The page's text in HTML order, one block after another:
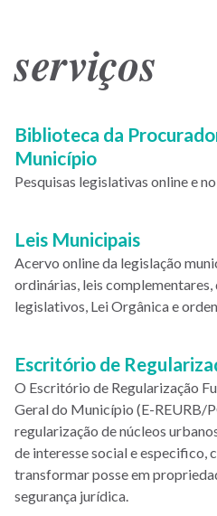
serviços
Biblioteca da
Município
Pesquisas legislativas online e
Leis Municipais
Acervo online da legislação
ordinárias, leis
legislativos, Lei Orgânica e
Escritório de
O Escritório de Regularização
Geral do Município (E-REURB/
regularização de núcleos
de interesse social e especifico,
transformar posse em
segurança jurídica.